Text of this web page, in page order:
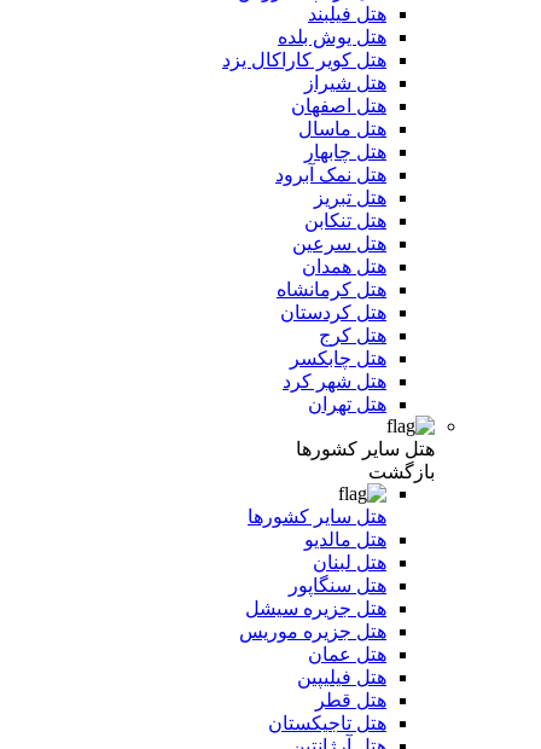
هتل فیلبند
هتل یوش بلده
هتل کویر کاراکال یزد
هتل شیراز
هتل اصفهان
هتل ماسال
هتل چابهار
هتل نمک آبرود
هتل تبریز
هتل تنکابن
هتل سرعین
هتل همدان
هتل کرمانشاه
هتل کردستان
هتل کرج
هتل چابکسر
هتل شهر کرد
هتل تهران
هتل سایر کشورها
بازگشت
هتل سایر کشورها
هتل مالدیو
هتل لبنان
هتل سنگاپور
هتل جزیره سیشل
هتل جزیره موریس
هتل عمان
هتل فیلیپین
هتل قطر
هتل تاجیکستان